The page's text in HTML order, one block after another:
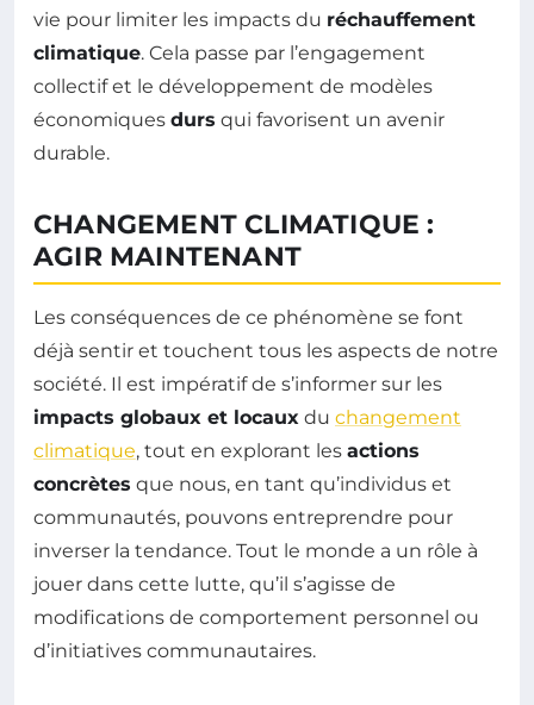
vie pour limiter les impacts du réchauffement
climatique. Cela passe par l’engagement
collectif et le développement de modèles
économiques durs qui favorisent un avenir
durable.
CHANGEMENT CLIMATIQUE :
AGIR MAINTENANT
Les conséquences de ce phénomène se font
déjà sentir et touchent tous les aspects de notre
société. Il est impératif de s’informer sur les
impacts globaux et locaux du changement
climatique, tout en explorant les actions
concrètes que nous, en tant qu’individus et
communautés, pouvons entreprendre pour
inverser la tendance. Tout le monde a un rôle à
jouer dans cette lutte, qu’il s’agisse de
modifications de comportement personnel ou
d’initiatives communautaires.